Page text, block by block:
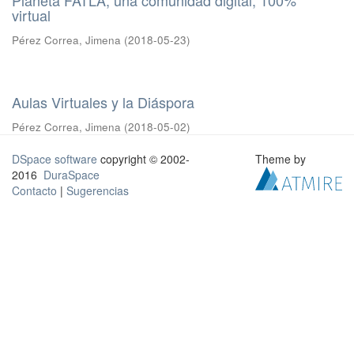
virtual
Pérez Correa, Jimena (2018-05-23)
Aulas Virtuales y la Diáspora
Pérez Correa, Jimena (2018-05-02)
DSpace software copyright © 2002-
2016 DuraSpace
Contacto | Sugerencias
Theme by